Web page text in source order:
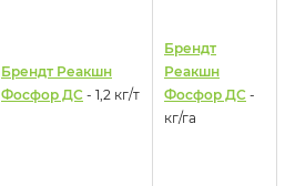
Брендт Реакшн
Фосфор ДС - 1,2 кг/т
Брендт
Реакшн
Фосфор ДС - 3
кг/га